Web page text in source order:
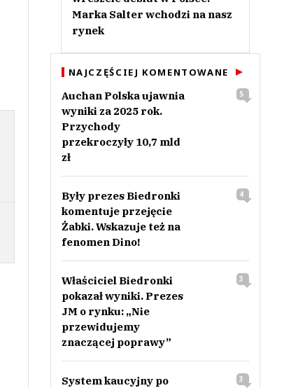
Marka Salter wchodzi na nasz
rynek
NAJCZĘŚCIEJ KOMENTOWANE
Auchan Polska ujawnia
wyniki za 2025 rok.
Przychody
przekroczyły 10,7 mld
zł
5
Były prezes Biedronki
komentuje przejęcie
Żabki. Wskazuje też na
fenomen Dino!
4
Właściciel Biedronki
pokazał wyniki. Prezes
JM o rynku: „Nie
przewidujemy
znaczącej poprawy”
3
System kaucyjny po
3